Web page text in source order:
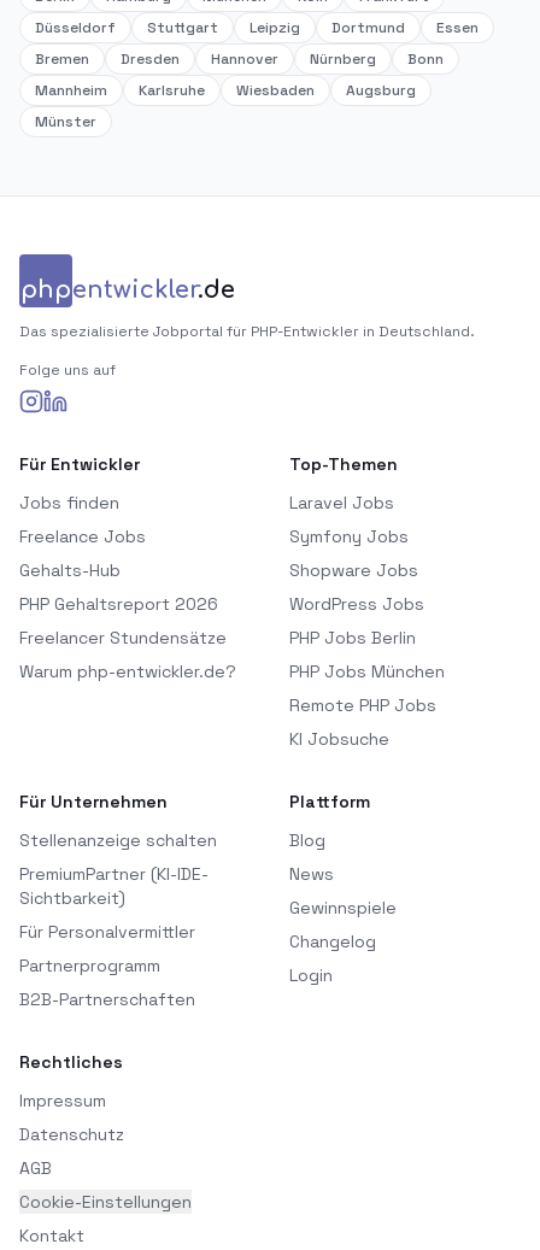
Düsseldorf
Stuttgart Leipzig Dortmund
Essen
Bremen
Dresden Hannover Nürnberg
Bonn
Mannheim
Karlsruhe Wiesbaden
Augsburg
Münster
phpentwickler.de
Das spezialisierte Jobportal für PHP-Entwickler in Deutschland.
Folge uns auf
Für Entwickler
Jobs finden
Freelance Jobs
Gehalts-Hub
PHP Gehaltsreport 2026
Freelancer Stundensätze
Warum php-entwickler.de?
Top-Themen
Laravel Jobs
Symfony Jobs
Shopware Jobs
WordPress Jobs
PHP Jobs Berlin
PHP Jobs München
Remote PHP Jobs
KI Jobsuche
Für Unternehmen
Stellenanzeige schalten
PremiumPartner (KI-IDE-
Sichtbarkeit)
Für Personalvermittler
Partnerprogramm
B2B-Partnerschaften
Plattform
Blog
News
Gewinnspiele
Changelog
Login
Rechtliches
Impressum
Datenschutz
AGB
Cookie-Einstellungen
Kontakt